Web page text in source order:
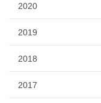
2020
2019
2018
2017